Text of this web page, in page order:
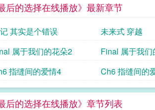
后的选择在线播放》最新章节
其实是个错误 未来式 穿越
属于我们的花朵2
Final 属于我们
指缝间的爱情4
Ch6 指缝间的
后的选择在线播放》章节列表